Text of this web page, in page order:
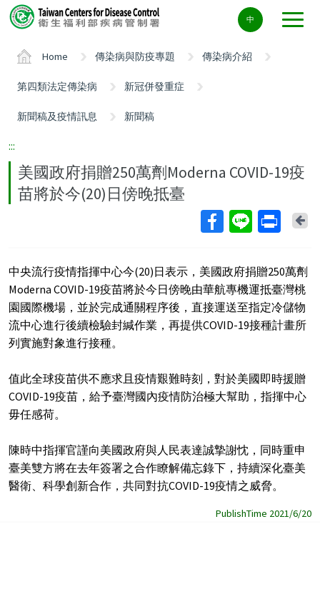
Center
block
中
Home 傳染病與防疫專題 傳染病介紹
第四類法定傳染病 新冠併發重症
新聞稿及疫情訊息 新聞稿
:::
美國政府捐贈250萬劑Moderna COVID-19疫
苗將於今(20)日傍晚抵臺
中央流行疫情指揮中心今(20)日表示，美國政府捐贈250萬劑
Moderna COVID-19疫苗將於今日傍晚由華航專機運抵臺灣桃
園國際機場，並於完成通關程序後，直接運送至指定冷儲物
流中心進行後續檢驗封緘作業，再提供COVID-19接種計畫所
列實施對象進行接種。
值此全球疫苗供不應求且疫情艱難時刻，對於美國即時援贈
COVID-19疫苗，給予臺灣國內疫情防治極大幫助，指揮中心
毋任感荷。
陳時中指揮官謹向美國政府與人民表達誠摯謝忱，同時重申
臺美雙方將在去年簽署之合作瞭解備忘錄下，持續深化臺美
醫衛、科學創新合作，共同對抗COVID-19疫情之威脅。
PublishTime 2021/6/20